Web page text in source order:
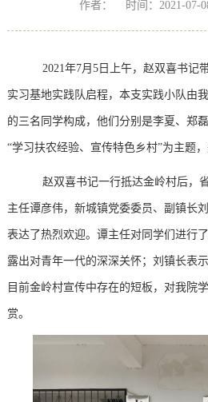
作者： 时间：2021-
2021年7月 5日上午，赵双喜书记
实习基地实践队启程，本支实践小队由
的三名同学构成，他们分别是李夏、郑
“学习扶农经验、宣传特色乡村”为主题
赵双喜书记一行抵达金岭村后，
主任谭彦伟，新城镇党委委员、副镇长
表达了热烈欢迎。谭主任对同学们进行
露出对青年一代的深深关怀；刘镇长表
目前金岭村宣传中存在的短板，对我院
赏。